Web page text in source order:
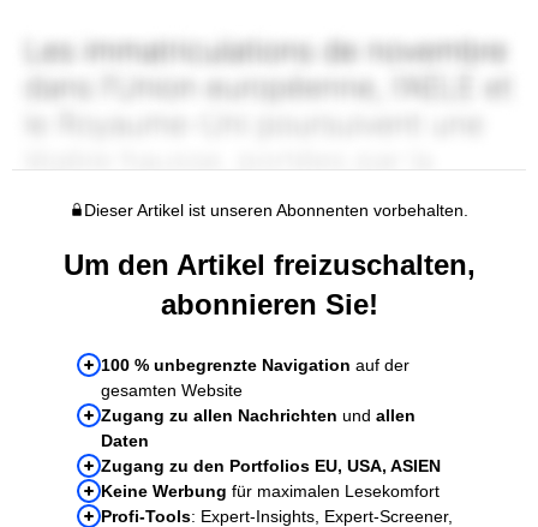
Dieser Artikel ist unseren Abonnenten vorbehalten.
Um den Artikel freizuschalten,
abonnieren Sie!
100 % unbegrenzte Navigation auf der
gesamten Website
Zugang zu allen Nachrichten und allen
Daten
Zugang zu den Portfolios EU, USA, ASIEN
Keine Werbung für maximalen Lesekomfort
Profi-Tools: Expert-Insights, Expert-Screener,